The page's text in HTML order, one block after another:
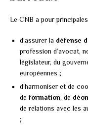
Le CNB a pour
d’assurer la défense
profession d’avocat,
législateur, du
européennes ;
d’harmoniser et de
de formation, de
de relations avec les
;